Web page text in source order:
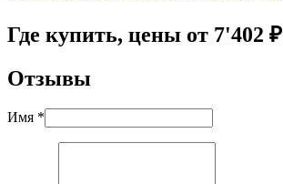
Где купить, цены от 7'402 ₽
Отзывы
Имя *